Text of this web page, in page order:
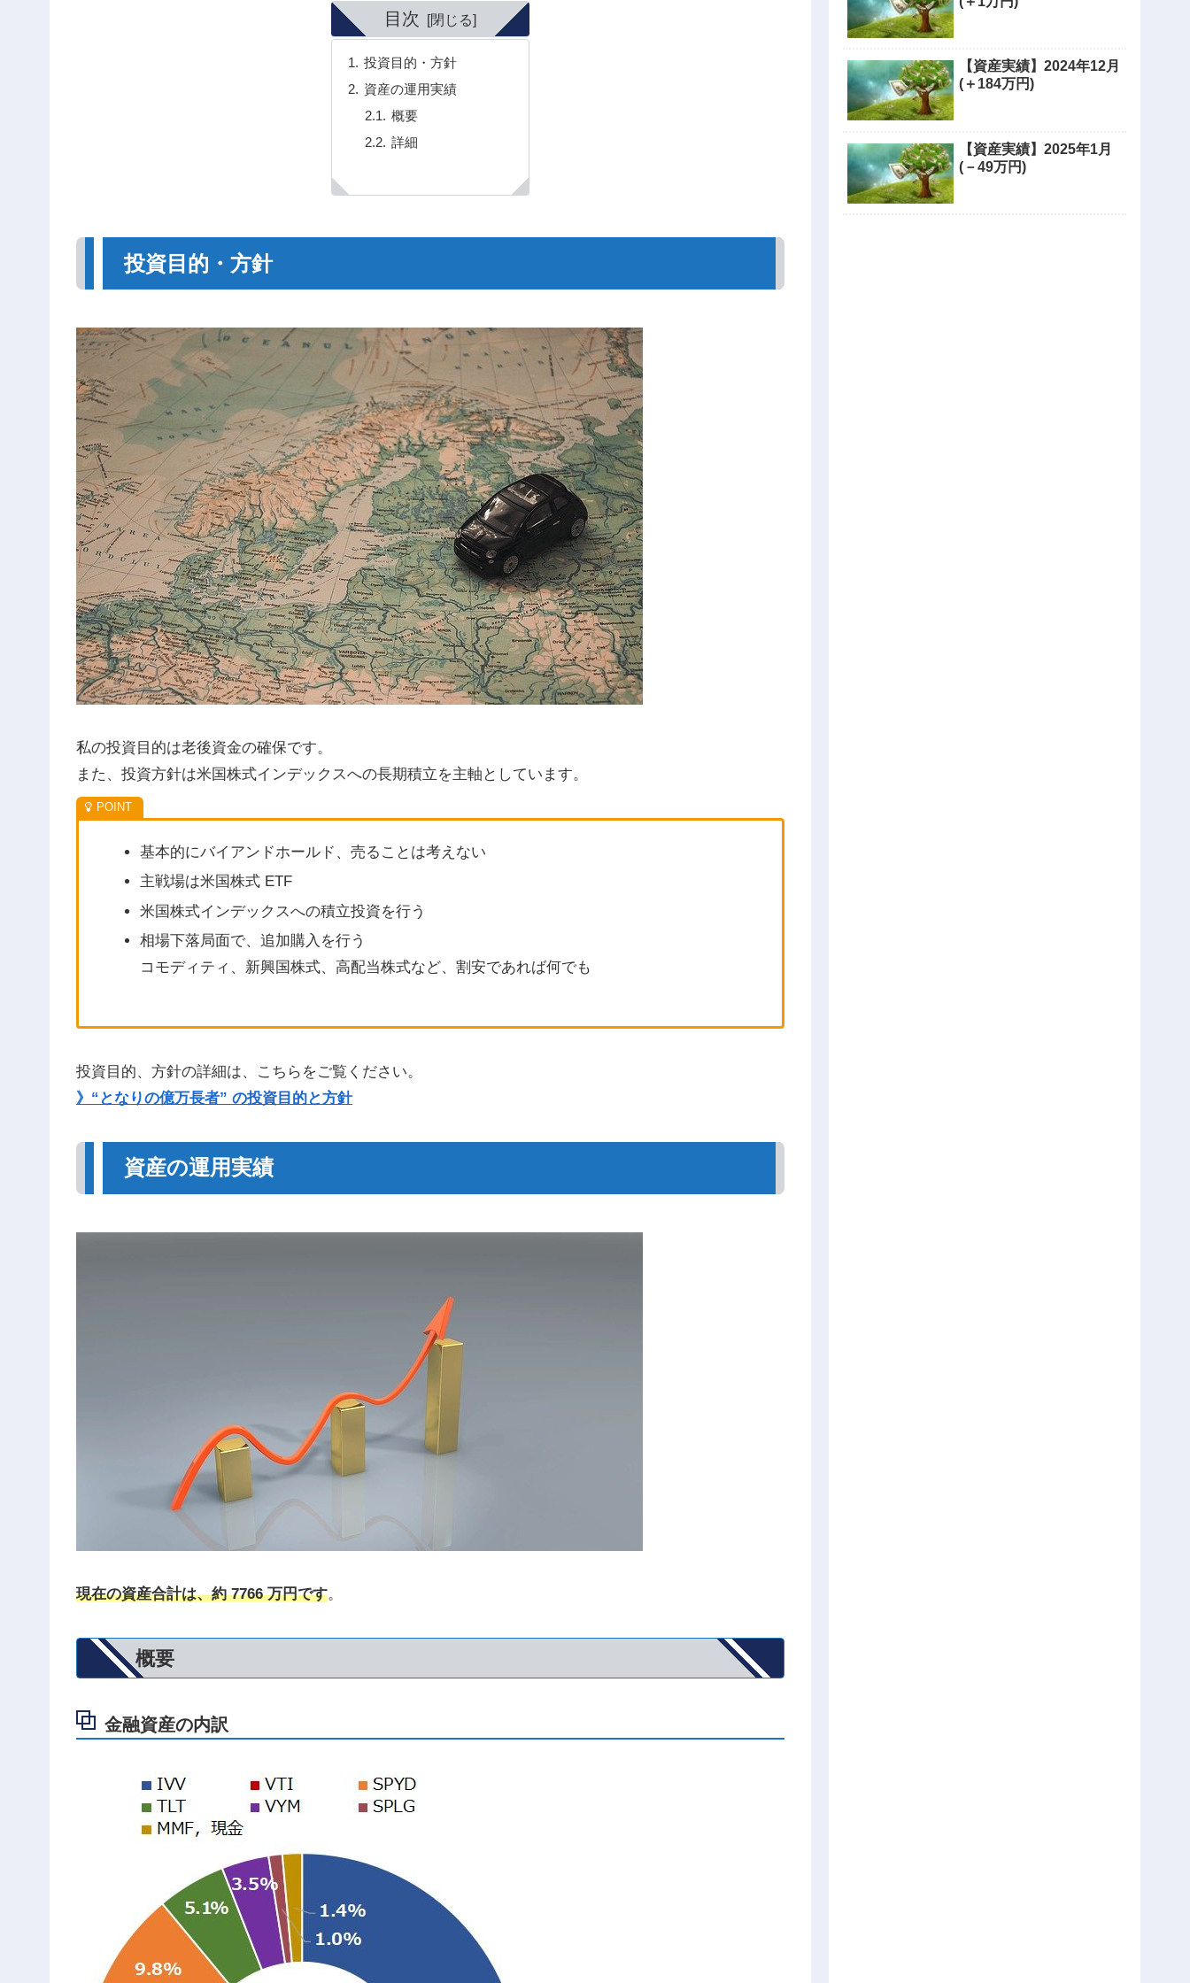
目次
投資目的・方針
資産の運用実績
概要
詳細
投資目的・方針
私の投資目的は老後資金の確保です。
また、投資方針は米国株式インデックスへの長期積立を主軸としています。
基本的にバイアンドホールド、売ることは考えない
主戦場は米国株式 ETF
米国株式インデックスへの積立投資を行う
相場下落局面で、追加購入を行う
コモディティ、新興国株式、高配当株式など、割安であれば何でも
投資目的、方針の詳細は、こちらをご覧ください。
》“となりの億万長者” の投資目的と方針
資産の運用実績
現在の資産合計は、約 7766 万円です。
概要
金融資産の内訳
【資産実績】2024年12月
(＋184万円)
【資産実績】2025年1月
(－49万円)